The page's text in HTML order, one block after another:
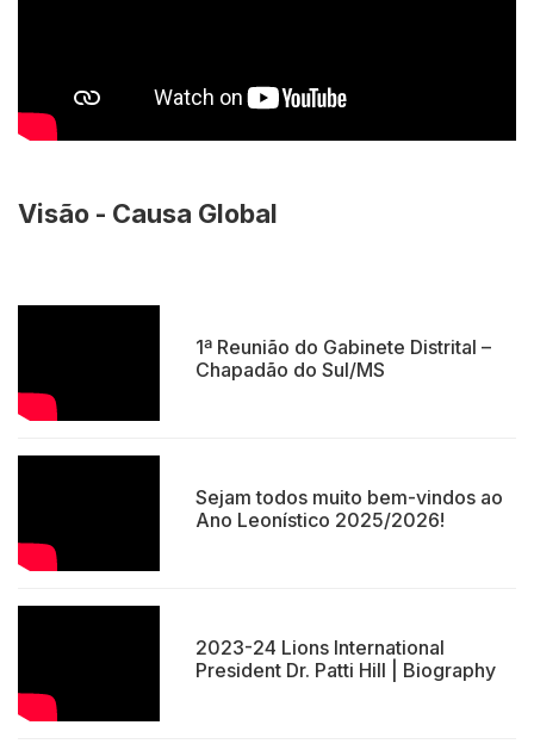
Visão - Causa Global
1ª Reunião do Gabinete Distrital –
Chapadão do Sul/MS
Sejam todos muito bem-vindos ao
Ano Leonístico 2025/2026!
2023-24 Lions International
President Dr. Patti Hill | Biography